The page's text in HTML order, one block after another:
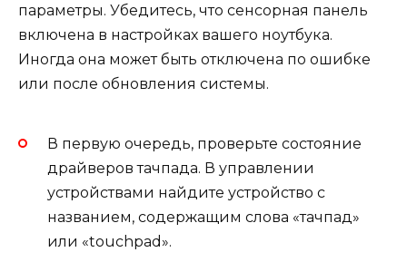
параметры. Убедитесь, что сенсорная панель
включена в настройках вашего ноутбука.
Иногда она может быть отключена по ошибке
или после обновления системы.
В первую очередь, проверьте состояние
драйверов тачпада. В управлении
устройствами найдите устройство с
названием, содержащим слова «тачпад»
или «touchpad».